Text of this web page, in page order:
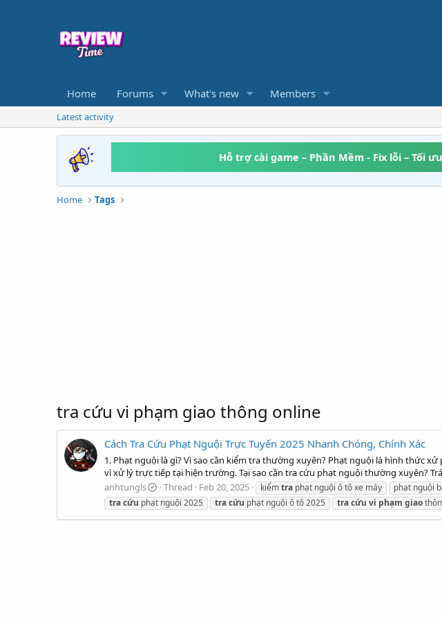
Home Forums What's new Members
Latest activity
Hỗ trợ cài game – Phần Mềm - Fix lỗi – Tối
Home Tags
tra cứu vi phạm giao thông online
Cách Tra Cứu Phạt Nguội Trực Tuyến 2025 Nhanh Chóng, Chính Xác
1. Phạt nguội là gì? Vì sao cần kiểm tra thường xuyên? Phạt nguội là hình thức
vì xử lý trực tiếp tại hiện trường. Tại sao cần tra cứu phạt nguội thường xuyên?
anhtungls
Thread Feb 20, 2025 kiểmtra phạt nguội ô tô xe máy phạt nguội
tracứu phạt nguội 2025 tracứu phạt nguội ô tô 2025 tracứu vi phạm giao